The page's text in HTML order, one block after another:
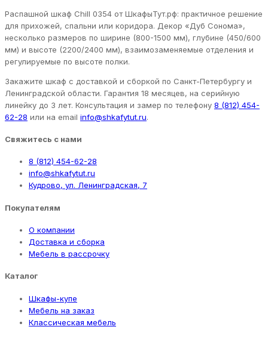
Распашной шкаф Chill 0354 от ШкафыТут.рф: практичное решение
для прихожей, спальни или коридора. Декор «Дуб Сонома»,
несколько размеров по ширине (800-1500 мм), глубине (450/600
мм) и высоте (2200/2400 мм), взаимозаменяемые отделения и
регулируемые по высоте полки.
Закажите шкаф с доставкой и сборкой по Санкт-Петербургу и
Ленинградской области. Гарантия 18 месяцев, на серийную
линейку до 3 лет. Консультация и замер по телефону 8 (812) 454-
62-28 или на email info@shkafytut.ru.
Свяжитесь с нами
8 (812) 454-62-28
info@shkafytut.ru
Кудрово, ул. Ленинградская, 7
Покупателям
О компании
Доставка и сборка
Мебель в рассрочку
Каталог
Шкафы-купе
Мебель на заказ
Классическая мебель